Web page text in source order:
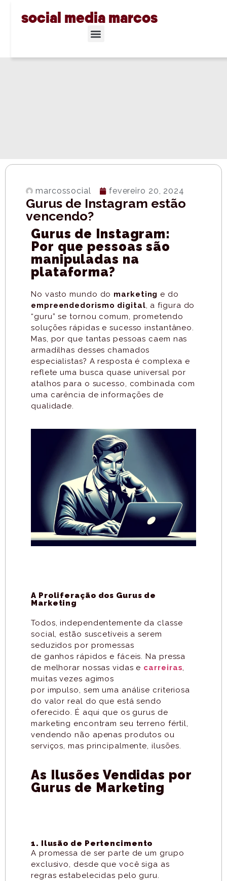
social media marcos
marcossocial fevereiro 20, 2024
Gurus de Instagram estão
vencendo?
Gurus de Instagram:
Por que pessoas são
manipuladas na
plataforma?
No vasto mundo do marketing e do
empreendedorismo digital, a figura do
“guru” se tornou comum, prometendo
soluções rápidas e sucesso instantâneo.
Mas, por que tantas pessoas caem nas
armadilhas desses chamados
especialistas? A resposta é complexa e
reflete uma busca quase universal por
atalhos para o sucesso, combinada com
uma carência de informações de
qualidade.
A Proliferação dos Gurus de
Marketing
Todos, independentemente da classe
social, estão suscetíveis a serem
seduzidos por promessas
de ganhos rápidos e fáceis. Na pressa
de melhorar nossas vidas e carreiras,
muitas vezes agimos
por impulso, sem uma análise criteriosa
do valor real do que está sendo
oferecido. É aqui que os gurus de
marketing encontram seu terreno fértil,
vendendo não apenas produtos ou
serviços, mas principalmente, ilusões.
As Ilusões Vendidas por
Gurus de Marketing
1. Ilusão de Pertencimento
A promessa de ser parte de um grupo
exclusivo, desde que você siga as
regras estabelecidas pelo guru.